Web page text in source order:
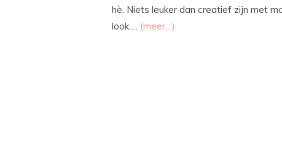
hè. Niets leuker dan creatief zijn met
look…. (meer…)